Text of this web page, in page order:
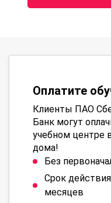
Оплатите
Клиенты ПАО
Банк могут
учебном центре
дома!
Без
Срок
месяцев